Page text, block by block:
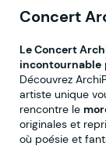
Concert
Le Concert
incontournable
Découvrez
artiste unique
rencontre le
originales et
où poésie et